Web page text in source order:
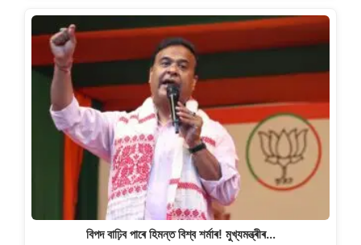
বিপদ বাঢ়িব পাৰে হিমন্ত বিশ্ব শৰ্মাৰ! মুখ্যমন্ত্ৰীৰ…